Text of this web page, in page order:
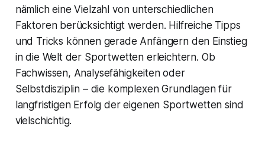
nämlich eine Vielzahl von unterschiedlichen
Faktoren berücksichtigt werden. Hilfreiche Tipps
und Tricks können gerade Anfängern den Einstieg
in die Welt der Sportwetten erleichtern. Ob
Fachwissen, Analysefähigkeiten oder
Selbstdisziplin – die komplexen Grundlagen für
langfristigen Erfolg der eigenen Sportwetten sind
vielschichtig.